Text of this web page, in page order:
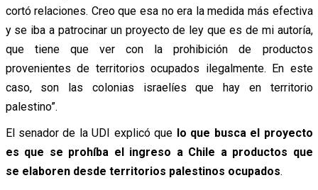
cortó relaciones. Creo que esa no era la medida más efectiva
y se iba a patrocinar un proyecto de ley que es de mi autoría,
que tiene que ver con la prohibición de productos
provenientes de territorios ocupados ilegalmente. En este
caso, son las colonias israelíes que hay en territorio
palestino”.
El senador de la UDI explicó que lo que busca el proyecto
es que se prohíba el ingreso a Chile a productos que
se elaboren desde territorios palestinos ocupados.